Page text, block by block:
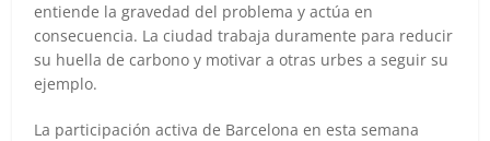
entiende la gravedad del problema y actúa en
consecuencia. La ciudad trabaja duramente para reducir
su huella de carbono y motivar a otras urbes a seguir su
ejemplo.
La participación activa de Barcelona en esta semana